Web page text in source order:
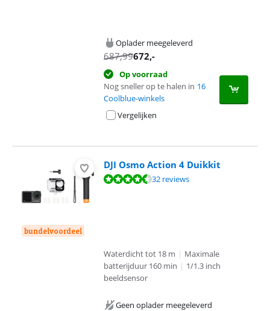
Oplader meegeleverd
687,99672,-
Op voorraad
Nog sneller op te halen in 16
Coolblue-winkels
Vergelijken
bundelvoordeel
DJI Osmo Action 4 Duikkit
Beoordeling is 9,3 van de 10, gebaseerd op 32 reviews.
32 reviews
Waterdicht tot 18 m | Maximale
batterijduur 160 min | 1/1.3 inch
beeldsensor
Geen oplader meegeleverd